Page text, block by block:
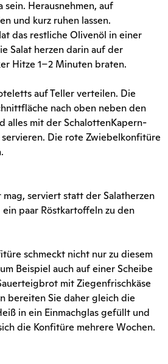
sein. Herausnehmen, auf
und kurz ruhen lassen.
das restliche Olivenöl in einer
Salat herzen darin auf der
Hitze 1–2 Minuten braten.
auf Teller verteilen. Die
nach oben neben den
alles mit der SchalottenKapern-
Die rote Zwiebelkonfitüre
serviert statt der Salatherzen
paar Röstkartoffeln zu den
schmeckt nicht nur zu diesem
Beispiel auch auf einer Scheibe
mit Ziegenfrischkäse
bereiten Sie daher gleich die
in ein Einmachglas gefüllt und
die Konfitüre mehrere Wochen.